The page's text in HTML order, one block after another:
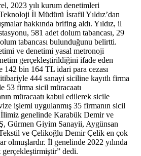
2023 yılı kurum denetimleri
İl Müdürü İsrafil Yıldız’dan
hakkında brifing aldı. Yıldız, il
581 adet dolum tabancası, 29
tabancası bulunduğunu belirtti.
ve denetimi yasal metronoji
gerçekleştirildiğini ifade eden
142 bin 164 TL idari para cezası
itibariyle 444 sanayi siciline kayıtlı firma
53 firma sicil müracaatı
müracaatı kabul edilerek sicile
işlemi uygulanmış 35 firmanın sicil
genelinde Karabük Demir ve
Gürmen Giyim Sanayii, Aygünsan
ve Çelikoğlu Demir Çelik en çok
olmuşlardır. İl genelinde 2022 yılında
dedi.